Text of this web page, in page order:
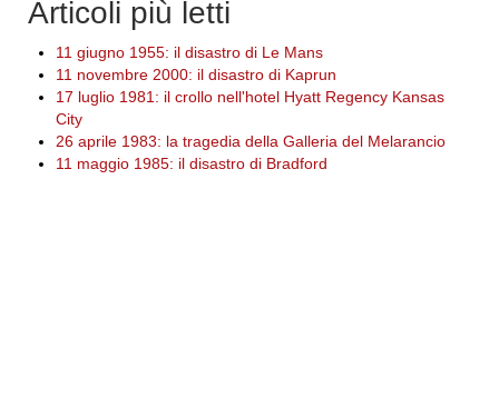
Articoli più letti
11 giugno 1955: il disastro di Le Mans
11 novembre 2000: il disastro di Kaprun
17 luglio 1981: il crollo nell'hotel Hyatt Regency Kansas
City
26 aprile 1983: la tragedia della Galleria del Melarancio
11 maggio 1985: il disastro di Bradford